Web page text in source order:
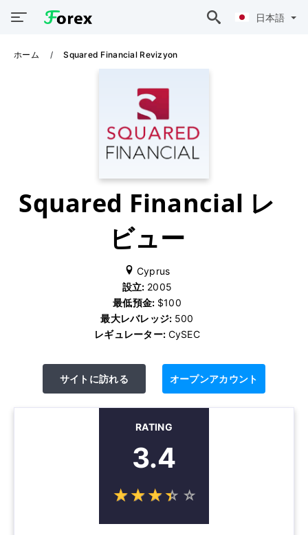
日本語
ホーム Squared Financial Revizyon
Squared Financial レ
ビュー
Cyprus
設立: 2005
最低預金: $100
最大レバレッジ: 500
レギュレーター: CySEC
サイトに訪れる オープンアカウント
RATING
3.4
☆☆☆☆ ☆
★★★★ ★